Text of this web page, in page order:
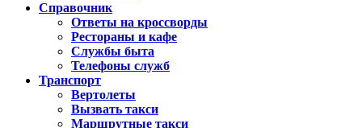
Справочник
Ответы на кроссворды
Рестораны и кафе
Службы быта
Телефоны служб
Транспорт
Вертолеты
Вызвать такси
Маршрутные такси